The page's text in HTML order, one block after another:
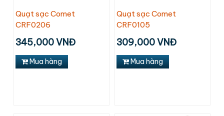
Quạt sạc Comet
CRF0206
345,000 VNĐ
Mua hàng
Quạt sạc Comet
CRF0105
309,000 VNĐ
Mua hàng